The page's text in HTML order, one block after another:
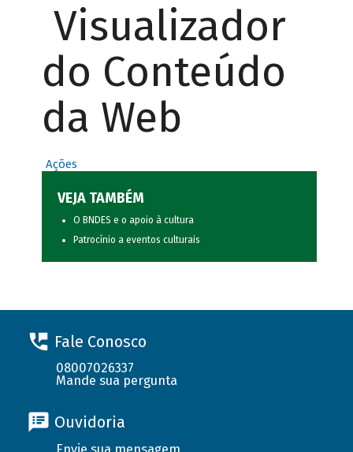
Visualizador
do Conteúdo
da Web
Ações
VEJA TAMBÉM
O BNDES e o apoio à cultura
Patrocínio a eventos culturais
Fale Conosco
08007026337
Mande sua pergunta
Ouvidoria
Envie sua mensagem